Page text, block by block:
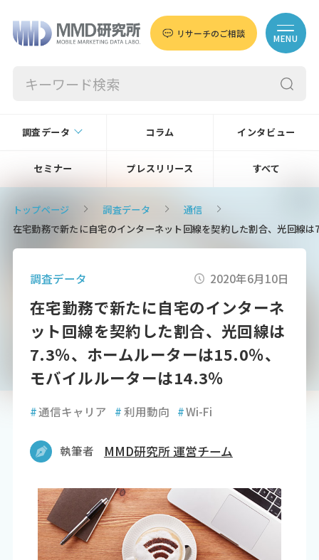
リサーチのご相談 MENU
調査データ コラム インタビュー
セミナー プレスリリース すべて
トップページ 調査データ
通信
在宅勤務で新たに自宅のインターネット回線を契約した割合、光回線
調査データ 2020年6月10日
在宅勤務で新たに自宅のインターネ
ット回線を契約した割合、光回線は
7.3％、ホームルーターは15.0％、
モバイルルーターは14.3％
#通信キャリア #利用動向 #Wi-Fi
執筆者 MMD研究所 運営チーム